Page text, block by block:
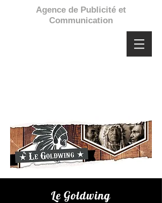
Agence de Publicité et
Communication
Le Goldwing